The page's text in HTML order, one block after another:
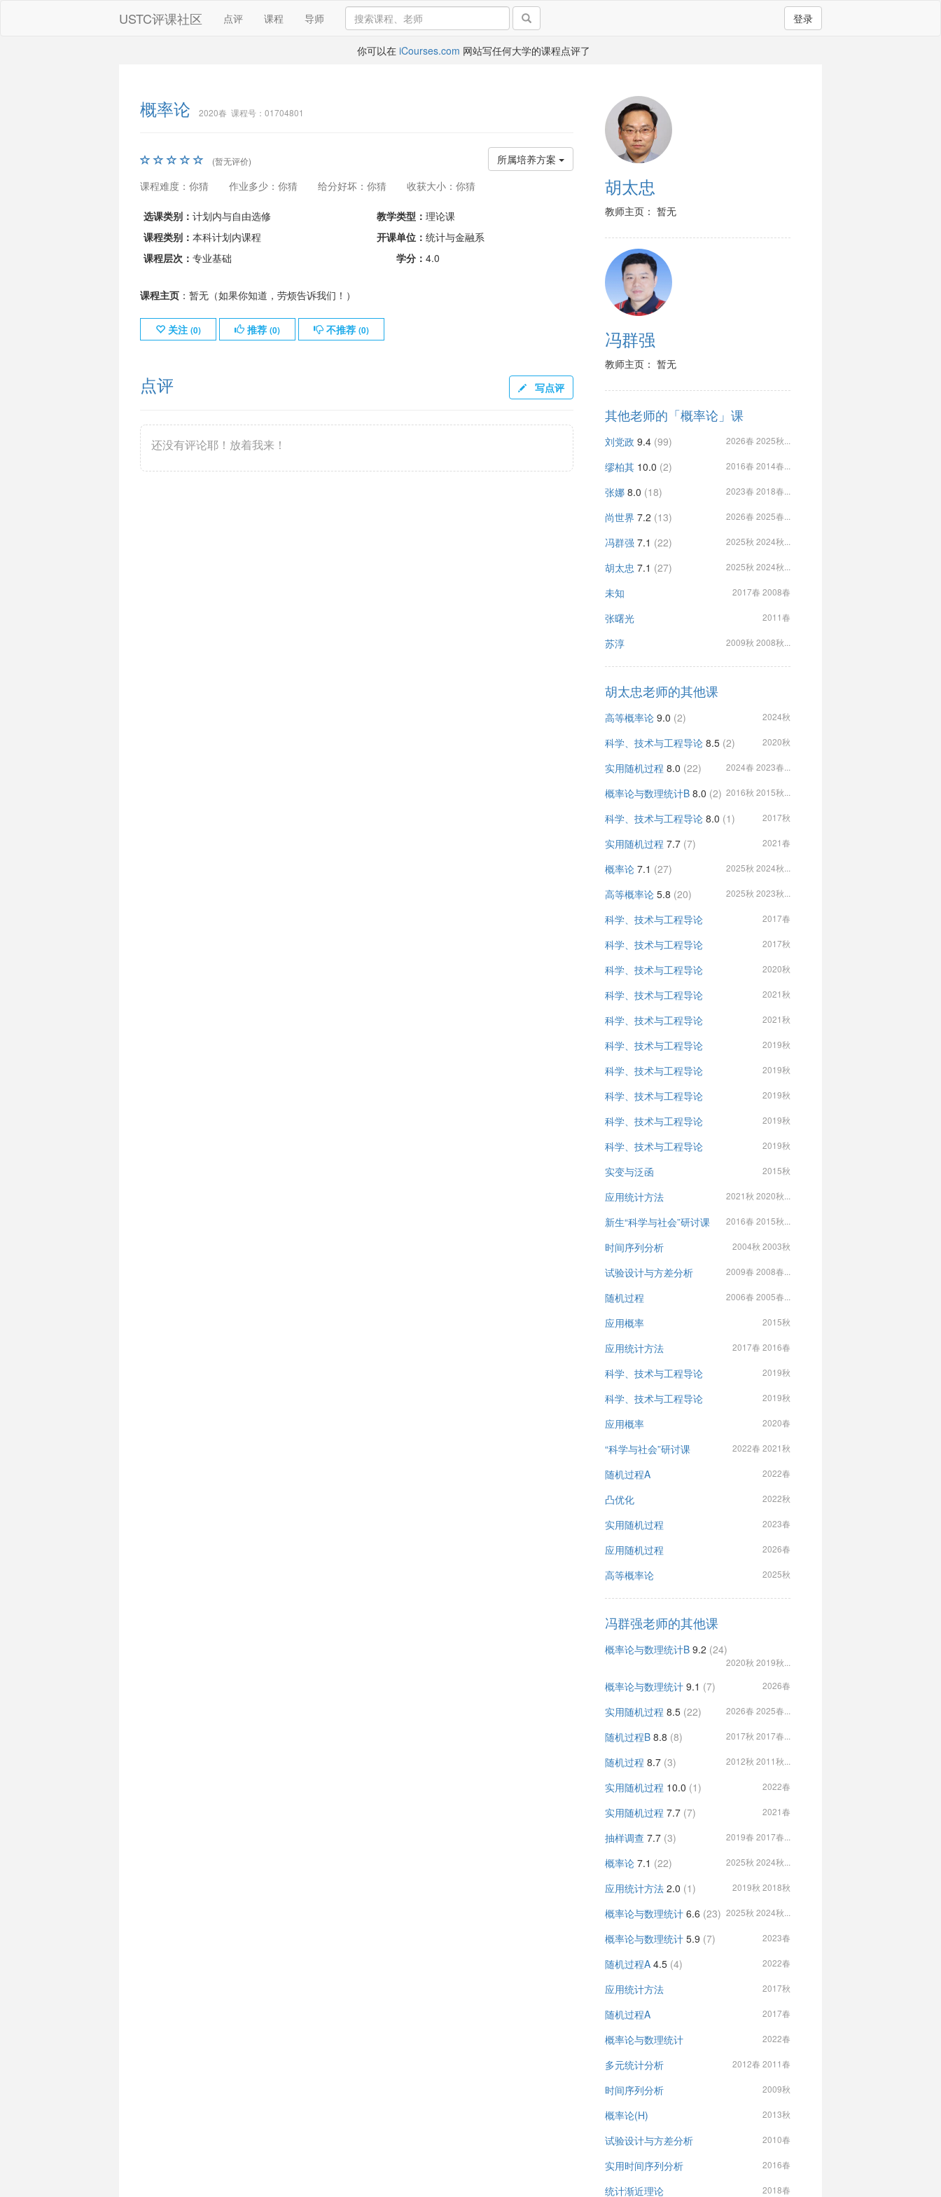
USTC评课社区 点评 课程 导师 登录
你可以在 iCourses.com 网站写任何大学的课程点评了
概率论 2020春 课程号：01704801
所属培养方案
(暂无评价)
课程难度：你猜 作业多少：你猜 给分好坏：你猜 收获大小：你猜
选课类别： 计划内与自由选修 教学类型： 理论课
课程类别： 本科计划内课程 开课单位： 统计与金融系
课程层次： 专业基础 学分： 4.0
课程主页：暂无（如果你知道，劳烦告诉我们！）
关注 (0) 推荐 (0) 不推荐 (0)
点评 写点评
还没有评论耶！放着我来！
胡太忠
教师主页： 暂无
冯群强
教师主页： 暂无
其他老师的「概率论」课
刘党政 9.4 (99) 2026春 2025秋...
缪柏其 10.0 (2) 2016春 2014春...
张娜 8.0 (18) 2023春 2018春...
尚世界 7.2 (13) 2026春 2025春...
冯群强 7.1 (22) 2025秋 2024秋...
胡太忠 7.1 (27) 2025秋 2024秋...
未知 2017春 2008春
张曙光 2011春
苏淳 2009秋 2008秋...
胡太忠老师的其他课
高等概率论 9.0 (2) 2024秋
科学、技术与工程导论 8.5 (2) 2020秋
实用随机过程 8.0 (22) 2024春 2023春...
概率论与数理统计B 8.0 (2) 2016秋 2015秋...
科学、技术与工程导论 8.0 (1) 2017秋
实用随机过程 7.7 (7) 2021春
概率论 7.1 (27) 2025秋 2024秋...
高等概率论 5.8 (20) 2025秋 2023秋...
科学、技术与工程导论 2017春
科学、技术与工程导论 2017秋
科学、技术与工程导论 2020秋
科学、技术与工程导论 2021秋
科学、技术与工程导论 2021秋
科学、技术与工程导论 2019秋
科学、技术与工程导论 2019秋
科学、技术与工程导论 2019秋
科学、技术与工程导论 2019秋
科学、技术与工程导论 2019秋
实变与泛函 2015秋
应用统计方法 2021秋 2020秋...
新生“科学与社会”研讨课 2016春 2015秋...
时间序列分析 2004秋 2003秋
试验设计与方差分析 2009春 2008春...
随机过程 2006春 2005春...
应用概率 2015秋
应用统计方法 2017春 2016春
科学、技术与工程导论 2019秋
科学、技术与工程导论 2019秋
应用概率 2020春
“科学与社会”研讨课 2022春 2021秋
随机过程A 2022春
凸优化 2022秋
实用随机过程 2023春
应用随机过程 2026春
高等概率论 2025秋
冯群强老师的其他课
概率论与数理统计B 9.2 (24)
2020秋 2019秋...
概率论与数理统计 9.1 (7) 2026春
实用随机过程 8.5 (22) 2026春 2025春...
随机过程B 8.8 (8) 2017秋 2017春...
随机过程 8.7 (3) 2012秋 2011秋...
实用随机过程 10.0 (1) 2022春
实用随机过程 7.7 (7) 2021春
抽样调查 7.7 (3) 2019春 2017春...
概率论 7.1 (22) 2025秋 2024秋...
应用统计方法 2.0 (1) 2019秋 2018秋
概率论与数理统计 6.6 (23) 2025秋 2024秋...
概率论与数理统计 5.9 (7) 2023春
随机过程A 4.5 (4) 2022春
应用统计方法 2017秋
随机过程A 2017春
概率论与数理统计 2022春
多元统计分析 2012春 2011春
时间序列分析 2009秋
概率论(H) 2013秋
试验设计与方差分析 2010春
实用时间序列分析 2016春
统计渐近理论 2018春